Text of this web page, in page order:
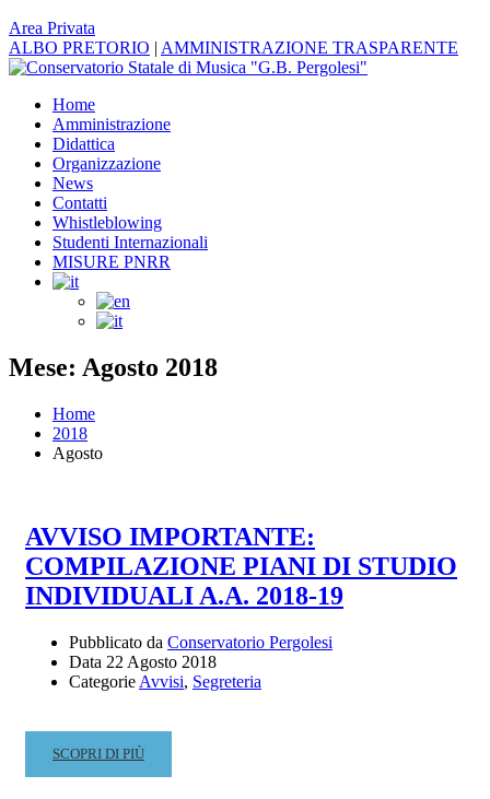
Area Privata
ALBO PRETORIO | AMMINISTRAZIONE TRASPARENTE
Home
Amministrazione
Didattica
Organizzazione
News
Contatti
Whistleblowing
Studenti Internazionali
MISURE PNRR
Mese: Agosto 2018
Home
2018
Agosto
AVVISO IMPORTANTE:
COMPILAZIONE PIANI DI STUDIO
INDIVIDUALI A.A. 2018-19
Pubblicato da Conservatorio Pergolesi
Data 22 Agosto 2018
Categorie Avvisi, Segreteria
READ
MORE
SCOPRI DI PIÙ